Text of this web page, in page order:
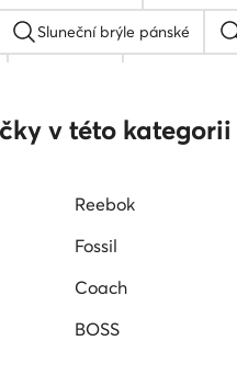
Sluneční brýle pánské
Hodinky Nautica
v této kategorii
Reebok
Fossil
Coach
BOSS